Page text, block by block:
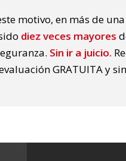
motivo, en más de
diez veces mayores
Sin ir a juicio.
GRATUITA y